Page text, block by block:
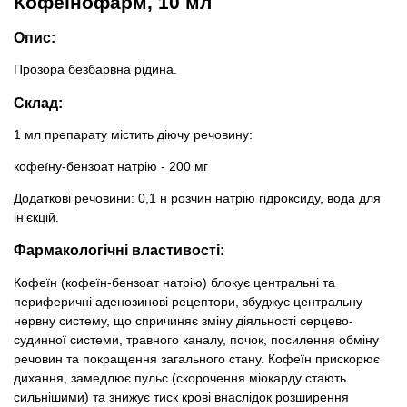
Опис:
Прозора безбарвна рідина.
Склад:
1 мл препарату містить діючу речовину:
кофеїну-бензоат натрію - 200 мг
Додаткові речовини: 0,1 н розчин натрію гідроксиду, вода для
ін'єкцій.
Фармакологічні властивості:
Кофеїн (кофеїн-бензоат натрію) блокує центральні та
периферичні аденозинові рецептори, збуджує центральну
нервну систему, що спричиняє зміну діяльності серцево-
судинної системи, травного каналу, почок, посилення обміну
речовин та покращення загального стану. Кофеїн прискорює
дихання, замедлює пульс (скорочення міокарду стають
сильнішими) та знижує тиск крові внаслідок розширення
Товари для голубів
Товари для коней
Товари для людей
Хозряд - господарчі товари оптом
Архів / Знято з виробництва